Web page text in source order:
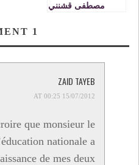
مصطفى قشنني
1
ZAID TAYEB
15/07/2012 AT 00:25
que monsieur le
nationale a
de mes deux